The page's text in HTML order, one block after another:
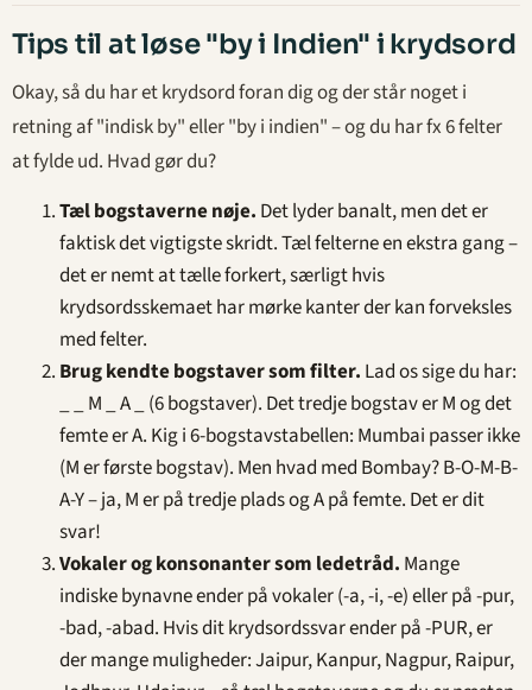
Tips til at løse "by i Indien" i krydsord
Okay, så du har et krydsord foran dig og der står noget i
retning af "indisk by" eller "by i indien" – og du har fx 6 felter
at fylde ud. Hvad gør du?
Tæl bogstaverne nøje. Det lyder banalt, men det er
faktisk det vigtigste skridt. Tæl felterne en ekstra gang –
det er nemt at tælle forkert, særligt hvis
krydsordsskemaet har mørke kanter der kan forveksles
med felter.
Brug kendte bogstaver som filter. Lad os sige du har:
_ _ M _ A _ (6 bogstaver). Det tredje bogstav er M og det
femte er A. Kig i 6-bogstavstabellen: Mumbai passer ikke
(M er første bogstav). Men hvad med Bombay? B-O-M-B-
A-Y – ja, M er på tredje plads og A på femte. Det er dit
svar!
Vokaler og konsonanter som ledetråd. Mange
indiske bynavne ender på vokaler (-a, -i, -e) eller på -pur,
-bad, -abad. Hvis dit krydsordssvar ender på -PUR, er
der mange muligheder: Jaipur, Kanpur, Nagpur, Raipur,